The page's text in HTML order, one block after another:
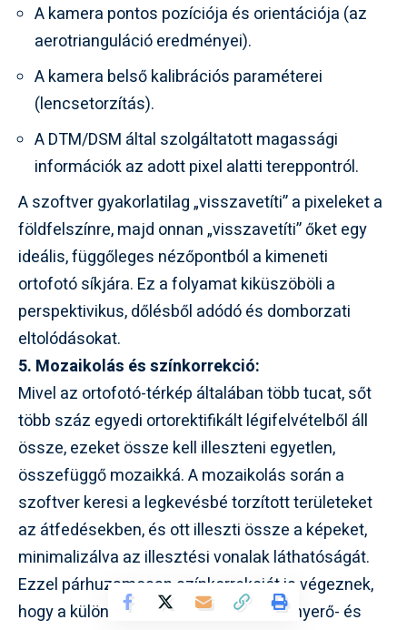
A kamera pontos pozíciója és orientációja (az
aerotrianguláció eredményei).
A kamera belső kalibrációs paraméterei
(lencsetorzítás).
A DTM/DSM által szolgáltatott magassági
információk az adott pixel alatti tereppontról.
A szoftver gyakorlatilag „visszavetíti” a pixeleket a
földfelszínre, majd onnan „visszavetíti” őket egy
ideális, függőleges nézőpontból a kimeneti
ortofotó síkjára. Ez a folyamat kiküszöböli a
perspektivikus, dőlésből adódó és domborzati
eltolódásokat.
5. Mozaikolás és színkorrekció:
Mivel az ortofotó-térkép általában több tucat, sőt
több száz egyedi ortorektifikált légifelvételből áll
össze, ezeket össze kell illeszteni egyetlen,
összefüggő mozaikká. A mozaikolás során a
szoftver keresi a legkevésbé torzított területeket
az átfedésekben, és ott illeszti össze a képeket,
minimalizálva az illesztési vonalak láthatóságát.
Ezzel párhuzamosan színkorrekciót is végeznek,
hogy a különböző felvételek közötti fényerő- és